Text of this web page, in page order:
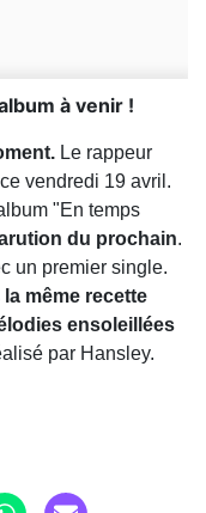
à venir !
Le rappeur
vendredi 19 avril.
"En temps
du prochain.
un premier single.
la même recette
ensoleillées
par Hansley.